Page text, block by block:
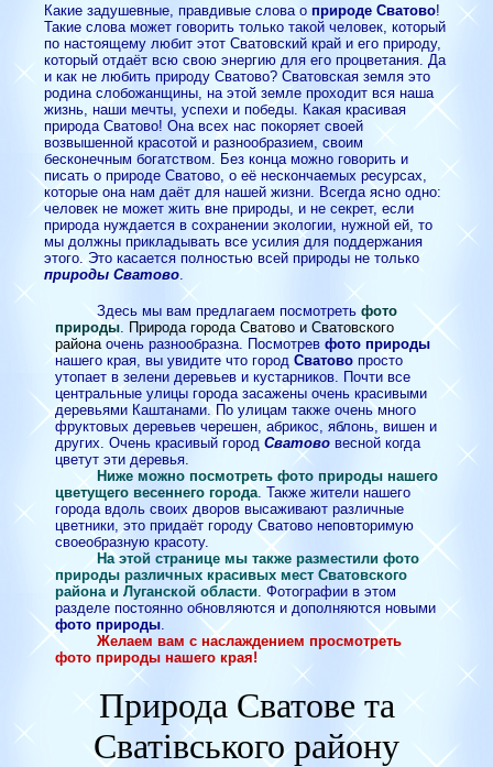
Какие задушевные, правдивые слова о природе Сватово!
Такие слова может говорить только такой человек, который
по настоящему любит этот Сватовский край и его природу,
который отдаёт всю свою энергию для его процветания. Да
и как не любить природу Сватово? Сватовская земля это
родина слобожанщины, на этой земле проходит вся наша
жизнь, наши мечты, успехи и победы. Какая красивая
природа Сватово! Она всех нас покоряет своей
возвышенной красотой и разнообразием, своим
бесконечным богатством. Без конца можно говорить и
писать о природе Сватово, о её нескончаемых ресурсах,
которые она нам даёт для нашей жизни. Всегда ясно одно:
человек не может жить вне природы, и не секрет, если
природа нуждается в сохранении экологии, нужной ей, то
мы должны прикладывать все усилия для поддержания
этого. Это касается полностью всей природы не только
природы Сватово
Здесь мы вам предлагаем посмотреть фото
природы
Природа города Сватово и Сватовского
района очень разнообразна. Посмотрев фото природы
нашего края, вы увидите что город Сватово просто
утопает в зелени деревьев и кустарников. Почти все
центральные улицы города засажены очень красивыми
деревьями Каштанами. По улицам также очень много
фруктовых деревьев черешен, абрикос, яблонь, вишен и
других. Очень красивый город Сватово весной когда
цветут эти деревья.
Ниже можно посмотреть фото природы нашего
цветущего весеннего города . Также жители нашего
города вдоль своих дворов высаживают различные
цветники, это придаёт городу Сватово неповторимую
своеобразную красоту.
На этой странице мы также разместили фото
природы различных красивых мест Сватовского
района и Луганской области . Фотографии в этом
разделе постоянно обновляются и дополняются новыми
фото природы
Желаем вам с наслаждением просмотреть
фото природы нашего края!
Природа Сватове та
Сватівського району